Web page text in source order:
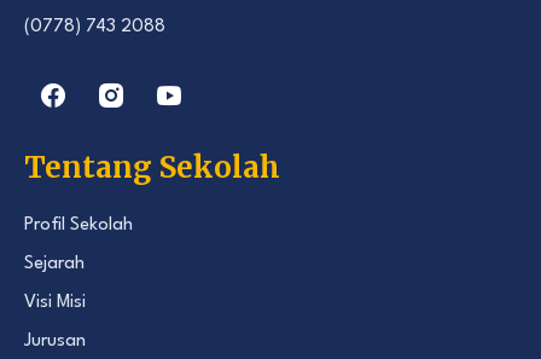
(0778) 743 2088
Tentang Sekolah
Profil Sekolah
Sejarah
Visi Misi
Jurusan